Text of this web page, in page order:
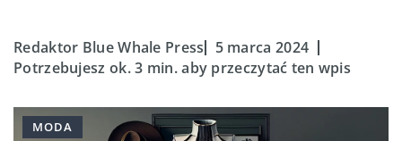
Redaktor Blue Whale Press
5 marca 2024
Potrzebujesz ok. 3 min. aby przeczytać ten wpis
MODA